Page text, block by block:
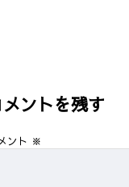
メントを残す
ント ※